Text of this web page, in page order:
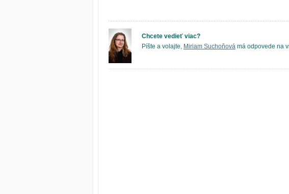
Chcete vedieť viac?
Píšte a volajte, Miriam Suchoňová má odpovede na